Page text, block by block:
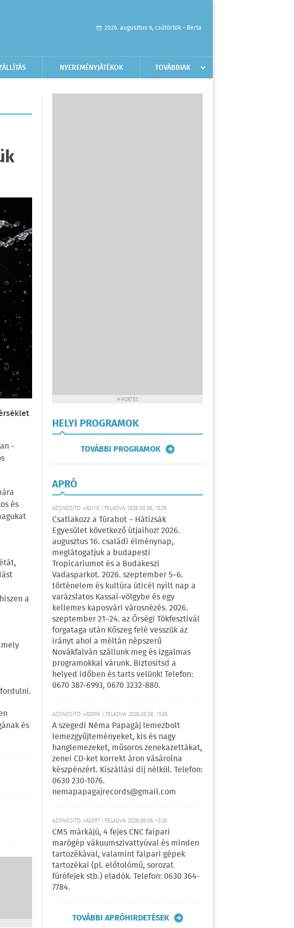
2026. augusztus 6, csütörtök - Berta
NYEREMÉNYJÁTÉKOK TOVÁBBIAK
-
és
a
és
HIRDETÉS
HELYI PROGRAMOK
TOVÁBBI PROGRAMOK
APRÓ
AZONOSÍTÓ: 452110 | FELADVA: 2026.08.06, 13:29
Csatlakozz a Túrabot – Hátizsák
Egyesület következő útjaihoz! 2026.
augusztus 16. családi élménynap,
meglátogatjuk a budapesti
Tropicariumot és a Budakeszi
Vadasparkot. 2026. szeptember 5–6.
történelem és kultúra úticél nyílt nap a
varázslatos Kassai-völgybe és egy
kellemes kaposvári városnézés. 2026.
szeptember 21–24. az Őrségi Tökfesztivál
forgataga után Kőszeg felé vesszük az
irányt ahol a méltán népszerű
Novákfalván szállunk meg és izgalmas
programokkal várunk. Biztosítsd a
helyed időben és tarts velünk! Telefon:
0670 387-6993, 0670 3232-880.
AZONOSÍTÓ: 452096 | FELADVA: 2026.08.06, 13:28
A szegedi Néma Papagáj lemezbolt
lemezgyűjteményeket, kis és nagy
hanglemezeket, műsoros zenekazettákat,
zenei CD-ket korrekt áron vásárolna
készpénzért. Kiszállási díj nélkül. Telefon:
0630 230-1076.
nemapapagajrecords@gmail.com
AZONOSÍTÓ: 452097 | FELADVA: 2026.08.06, 13:28
CMS márkájú, 4 fejes CNC faipari
marógép vákuumszivattyúval és minden
tartozékával, valamint faipari gépek
tartozékai (pl. előtolómű, sorozat
fúrófejek stb.) eladók. Telefon: 0630 364-
7784.
TOVÁBBI APRÓHIRDETÉSEK